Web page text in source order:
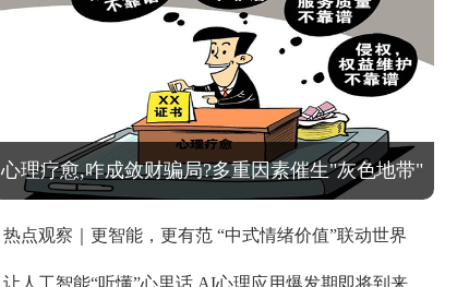
心理疗愈,咋成敛财骗局?多重因素催生"灰色地带"
热点观察｜更智能，更有范 “中式情绪价值”联动世界